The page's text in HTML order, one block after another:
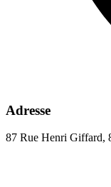
Adresse
87 Rue Henri Giffard,